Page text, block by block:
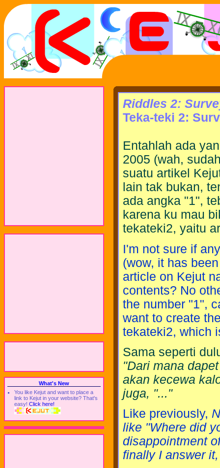
What's New
You like Kejut and want to place a
link to Kejut in your website? That's
easy! Click here!
Riddles 2:
Teka-teki 2:
Entahlah ada
2005 (wah,
suatu artikel
lain tak bukan,
ada angka "1",
karena ku mau
tekateki2, yaitu
I'm not sure if
(wow, it has
article on Kejut
contents? No
the number "1",
want to create
tekateki2, which
Sama seperti
"Dari mana
akan kecewa
juga, "..."
Like previously,
like "Where did
disappointment
finally I answer